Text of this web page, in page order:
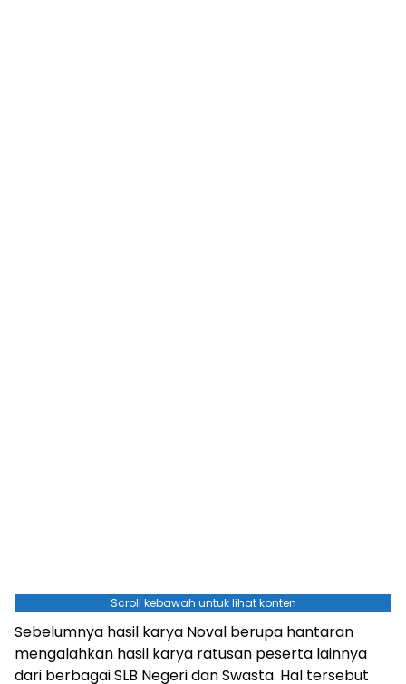
Scroll kebawah untuk lihat konten
Sebelumnya hasil karya Noval berupa hantaran
mengalahkan hasil karya ratusan peserta lainnya
dari berbagai SLB Negeri dan Swasta. Hal tersebut